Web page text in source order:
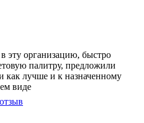
эту организацию, быстро
палитру, предложили
как лучше и к назначенному
виде